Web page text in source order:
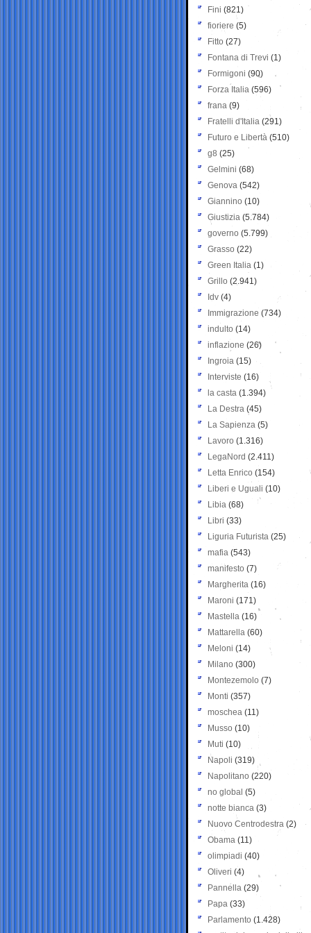
Fini (821)
fioriere (5)
Fitto (27)
Fontana di Trevi (1)
Formigoni (90)
Forza Italia (596)
frana (9)
Fratelli d'Italia (291)
Futuro e Libertà (510)
g8 (25)
Gelmini (68)
Genova (542)
Giannino (10)
Giustizia (5.784)
governo (5.799)
Grasso (22)
Green Italia (1)
Grillo (2.941)
Idv (4)
Immigrazione (734)
indulto (14)
inflazione (26)
Ingroia (15)
Interviste (16)
la casta (1.394)
La Destra (45)
La Sapienza (5)
Lavoro (1.316)
LegaNord (2.411)
Letta Enrico (154)
Liberi e Uguali (10)
Libia (68)
Libri (33)
Liguria Futurista (25)
mafia (543)
manifesto (7)
Margherita (16)
Maroni (171)
Mastella (16)
Mattarella (60)
Meloni (14)
Milano (300)
Montezemolo (7)
Monti (357)
moschea (11)
Musso (10)
Muti (10)
Napoli (319)
Napolitano (220)
no global (5)
notte bianca (3)
Nuovo Centrodestra (2)
Obama (11)
olimpiadi (40)
Oliveri (4)
Pannella (29)
Papa (33)
Parlamento (1.428)